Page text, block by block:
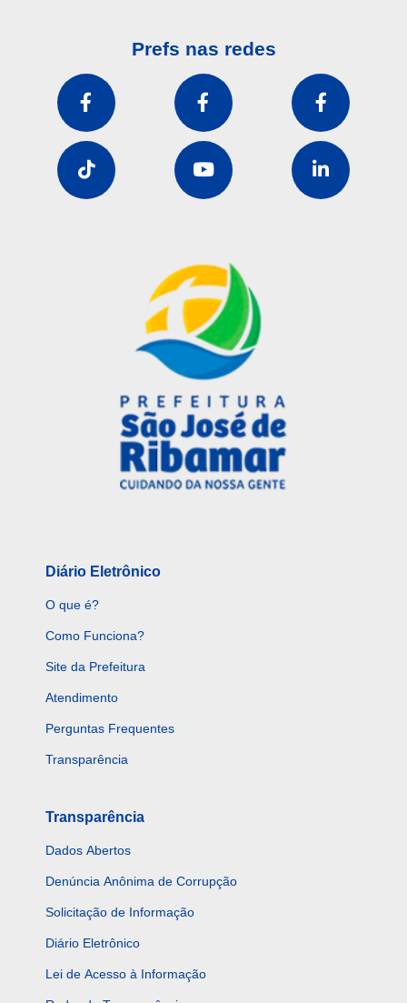
Prefs nas redes
Diário Eletrônico
O que é?
Como Funciona?
Site da Prefeitura
Atendimento
Perguntas Frequentes
Transparência
Transparência
Dados Abertos
Denúncia Anônima de Corrupção
Solicitação de Informação
Diário Eletrônico
Lei de Acesso à Informação